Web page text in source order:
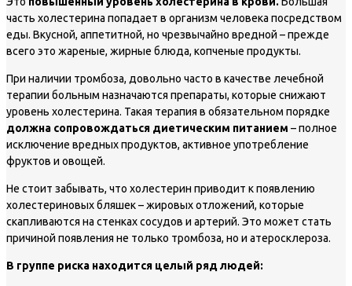
часть холестерина попадает в организм человека посредством
еды. Вкусной, аппетитной, но чрезвычайно вредной – прежде
всего это жареные, жирные блюда, копченые продукты.
При наличии тромбоза, довольно часто в качестве лечебной
терапии больным назначаются препараты, которые снижают
уровень холестерина. Такая терапия в обязательном порядке
должна сопровождаться диетическим питанием – полное
исключение вредных продуктов, активное употребление
фруктов и овощей.
Не стоит забывать, что холестерин приводит к появлению
холестериновых бляшек – жировых отложений, которые
скапливаются на стенках сосудов и артерий. Это может стать
причиной появления не только тромбоза, но и атеросклероза.
В группе риска находится целый ряд людей: